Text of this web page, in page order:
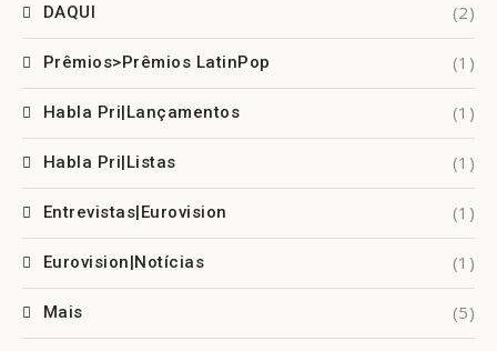
DAQUI (2)
Prêmios>Prêmios LatinPop (1)
Habla Pri|Lançamentos (1)
Habla Pri|Listas (1)
Entrevistas|Eurovision (1)
Eurovision|Notícias (1)
Mais (5)